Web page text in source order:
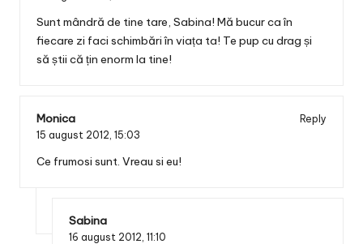
Sunt mândră de tine tare, Sabina! Mă bucur ca în
fiecare zi faci schimbări în viața ta! Te pup cu drag și
să știi că țin enorm la tine!
Monica
Reply
15 august 2012, 15:03
Ce frumosi sunt. Vreau si eu!
Sabina
16 august 2012, 11:10